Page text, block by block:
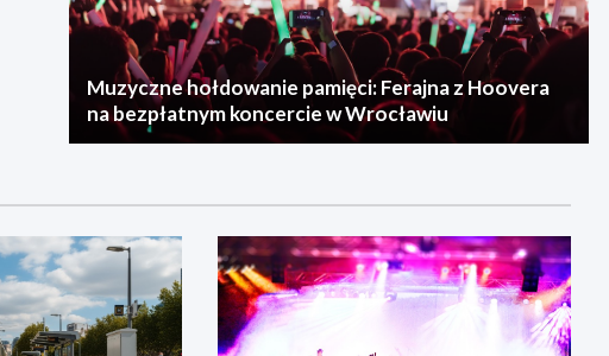
Muzyczne hołdowanie pamięci: Ferajna z Hoovera
na bezpłatnym koncercie w Wrocławiu